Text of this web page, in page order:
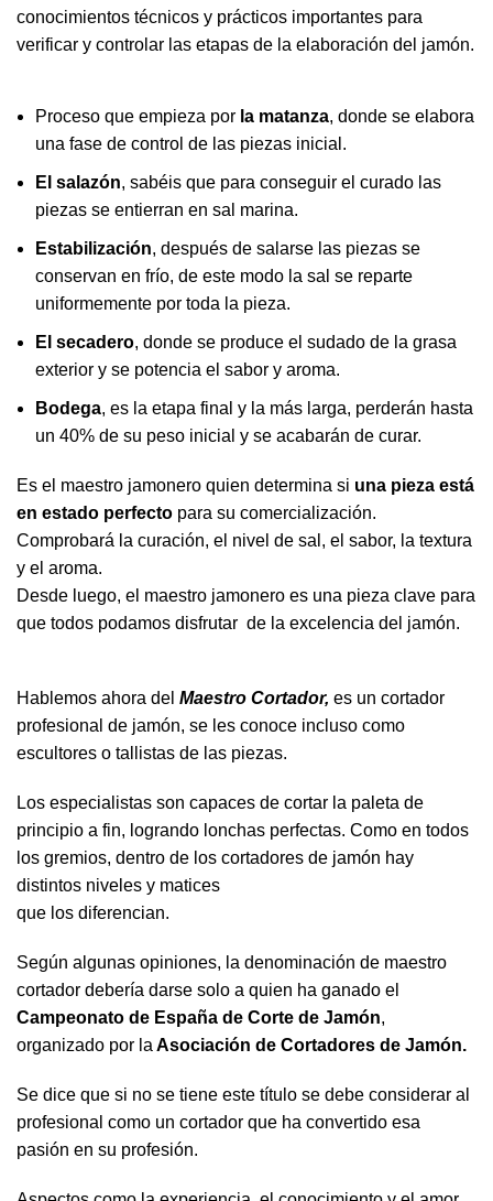
conocimientos técnicos y prácticos importantes para
verificar y controlar las etapas de la elaboración del jamón.
Proceso que empieza por la matanza, donde se elabora
una fase de control de las piezas inicial.
El salazón, sabéis que para conseguir el curado las
piezas se entierran en sal marina.
Estabilización, después de salarse las piezas se
conservan en frío, de este modo la sal se reparte
uniformemente por toda la pieza.
El secadero, donde se produce el sudado de la grasa
exterior y se potencia el sabor y aroma.
Bodega, es la etapa final y la más larga, perderán hasta
un 40% de su peso inicial y se acabarán de curar.
Es el maestro jamonero quien determina si una pieza está
en estado perfecto para su comercialización.
Comprobará la curación, el nivel de sal, el sabor, la textura
y el aroma.
Desde luego, el maestro jamonero es una pieza clave para
que todos podamos disfrutar de la excelencia del jamón.
Hablemos ahora del Maestro Cortador, es un cortador
profesional de jamón, se les conoce incluso como
escultores o tallistas de las piezas.
Los especialistas son capaces de cortar la paleta de
principio a fin, logrando lonchas perfectas. Como en todos
los gremios, dentro de los cortadores de jamón hay
distintos niveles y matices
que los diferencian.
Según algunas opiniones, la denominación de maestro
cortador debería darse solo a quien ha ganado el
Campeonato de España de Corte de Jamón,
organizado por la Asociación de Cortadores de Jamón.
Se dice que si no se tiene este título se debe considerar al
profesional como un cortador que ha convertido esa
pasión en su profesión.